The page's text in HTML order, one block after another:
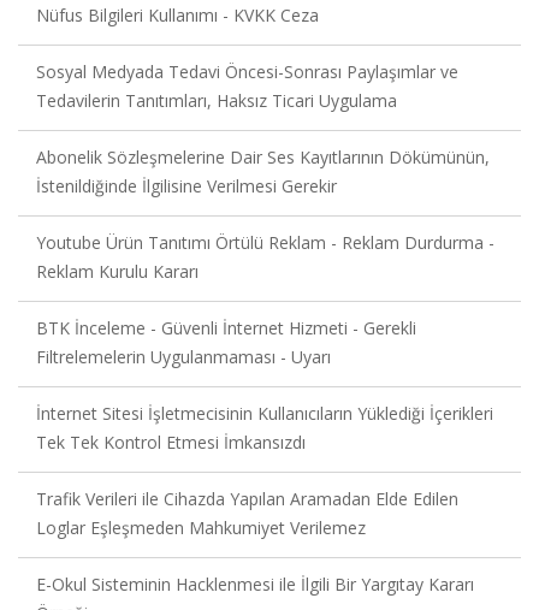
Nüfus Bilgileri Kullanımı - KVKK Ceza
Sosyal Medyada Tedavi Öncesi-Sonrası Paylaşımlar ve
Tedavilerin Tanıtımları, Haksız Ticari Uygulama
Abonelik Sözleşmelerine Dair Ses Kayıtlarının Dökümünün,
İstenildiğinde İlgilisine Verilmesi Gerekir
Youtube Ürün Tanıtımı Örtülü Reklam - Reklam Durdurma -
Reklam Kurulu Kararı
BTK İnceleme - Güvenli İnternet Hizmeti - Gerekli
Filtrelemelerin Uygulanmaması - Uyarı
İnternet Sitesi İşletmecisinin Kullanıcıların Yüklediği İçerikleri
Tek Tek Kontrol Etmesi İmkansızdı
Trafik Verileri ile Cihazda Yapılan Aramadan Elde Edilen
Loglar Eşleşmeden Mahkumiyet Verilemez
E-Okul Sisteminin Hacklenmesi ile İlgili Bir Yargıtay Kararı